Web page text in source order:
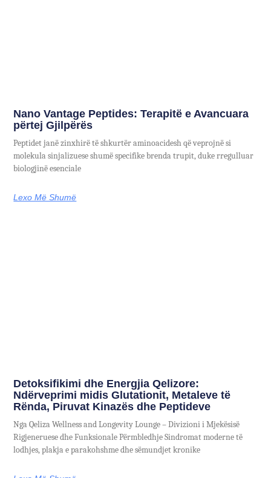
Nano Vantage Peptides: Terapitë e Avancuara
përtej Gjilpërës
Peptidet janë zinxhirë të shkurtër aminoacidesh që veprojnë si
molekula sinjalizuese shumë specifike brenda trupit, duke rregulluar
biologjinë esenciale
Lexo Më Shumë
Detoksifikimi dhe Energjia Qelizore:
Ndërveprimi midis Glutationit, Metaleve të
Rënda, Piruvat Kinazës dhe Peptideve
Nga Qeliza Wellness and Longevity Lounge – Divizioni i Mjekësisë
Rigjeneruese dhe Funksionale Përmbledhje Sindromat moderne të
lodhjes, plakja e parakohshme dhe sëmundjet kronike